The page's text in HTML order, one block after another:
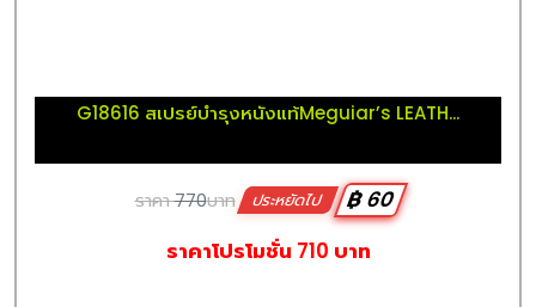
G18616 สเปรย์บำรุงหนังแท้Meguiar’s LEATH...
ราคา770บาท ประหยัดไป
฿ 60
ราคาโปรโมชั่น 710 บาท